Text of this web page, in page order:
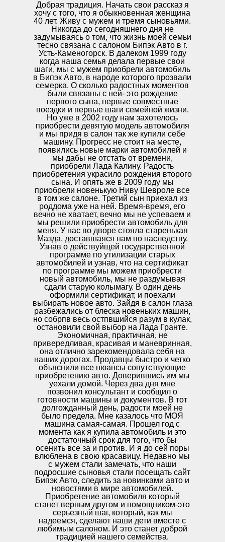
Добрая традиция. Начать свои рассказ я
хочу с того, что я обыкновенная женщина
40 лет. Живу с мужем и тремя сыновьями.
Никогда до сегодняшнего дня не
задумываясь о том, что жизнь моей семьи
тесно связана с салоном Бипэк Авто в г.
Усть-Каменогорск. В далеком 1999 году
когда наша семья делала первые свои
шаги, мы с мужем приобрели автомобиль
в Бипэк Авто, в народе которого прозвали
семерка. О сколько радостных моментов
были связаны с ней- это рождение
первого сына, первые совместные
поездки и первые шаги семейной жизни.
Но уже в 2002 году нам захотелось
приобрести девятую модель автомобиля
и мы придя в салон так же купили себе
машину. Прогресс не стоит на месте,
появились новые марки автомобилей и
мы дабы не отстать от времени,
приобрели Лада Калину. Радость
приобретения украсило рождения второго
сына. И опять же в 2009 году мы
приобрели новенькую Ниву Шевроле все
в том же салоне. Третий сын приехал из
роддома уже на ней. Время-время, его
вечно не хватает, вечно мы не успеваем и
мы решили приобрести автомобиль для
меня. У нас во дворе стояла старенькая
Мазда, доставшаяся нам по наследству.
Узнав о действуйщей государственной
программе по утилизации старых
автомобилей и узнав, что на сертификат
по программе мы можем приобрести
новый автомобиль, мы не раздумывая
сдали старую колымагу. В один день
оформили сертификат, и поехали
выбирать новое авто. Зайдя в салон глаза
разбежались от блеска новеньких машин,
но собрпв весь остпвшийся разум в кулак,
остановили свой выбор на Лада Гранте.
Экономичная, практичная, не
привередливая, красивая и маневринная,
она отлично зарекомендовала себя на
наших дорогах. Продавцы быстро и четко
объяснили все нюансы сопутствующие
приобретению авто. Доверившись им мы
уехали домой. Через два дня мне
позвонил консультант и сообщил о
готовности машины и документов. В тот
долгожданный день, радости моей не
было предела. Мне казалось что МОЯ
машина самая-самая. Прошел год с
момента как я купила автомобиль и это
достаточный срок для того, что бы
осенить все за и против. И я до сей поры
влюблена в свою красавицу. Недавно мы
с мужем стали замечать, что наши
подросшие сыновья стали посещать сайт
Бипэк Авто, следить за новинками авто и
новостями в мире автомобилей.
Приобретение автомобиля который
станет верным другом и помощником-это
серьезный шаг, который, как мы
надеемся, сделают наши дети вместе с
любимым салоном. И это станет доброй
традицией нашего семейства.